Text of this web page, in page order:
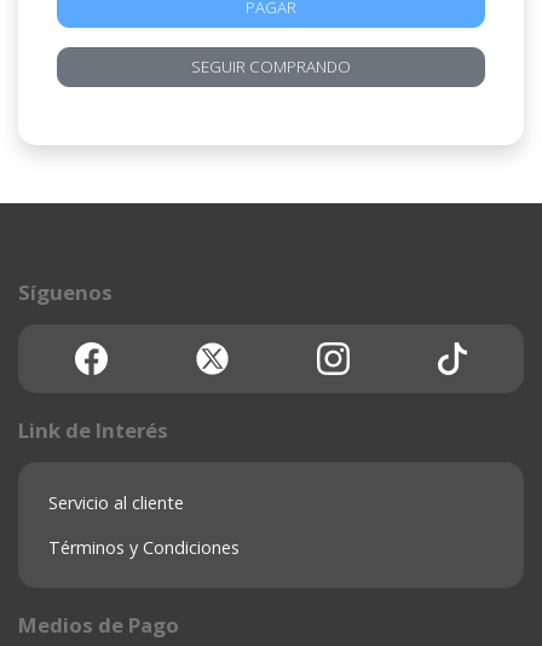
SEGUIR COMPRANDO
PAGAR
Síguenos
Link de Interés
Servicio al cliente
Términos y Condiciones
Medios de Pago